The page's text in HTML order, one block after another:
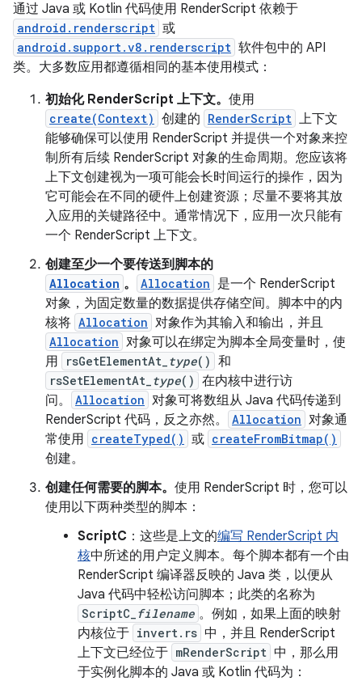
通过 Java 或 Kotlin 代码使用 RenderScript 依赖于
android.renderscript 或
android.support.v8.renderscript 软件包中的 API
类。大多数应用都遵循相同的基本使用模式：
初始化 RenderScript 上下文。 使用
create(Context) 创建的 RenderScript 上下文
能够确保可以使用 RenderScript 并提供一个对象来控
制所有后续 RenderScript 对象的生命周期。您应该将
上下文创建视为一项可能会长时间运行的操作，因为
它可能会在不同的硬件上创建资源；尽量不要将其放
入应用的关键路径中。通常情况下，应用一次只能有
一个 RenderScript 上下文。
创建至少一个要传送到脚本的
Allocation 。 Allocation 是一个 RenderScript
对象，为固定数量的数据提供存储空间。脚本中的内
核将 Allocation 对象作为其输入和输出，并且
Allocation 对象可以在绑定为脚本全局变量时，使
用
rsGetElementAt_ type() 和
rsSetElementAt_ type() 在内核中进行访
问。
Allocation 对象可将数组从 Java 代码传递到
RenderScript 代码，反之亦然。
Allocation 对象通
常使用 createTyped() 或 createFromBitmap()
创建。
创建任何需要的脚本。 使用 RenderScript 时，您可以
使用以下两种类型的脚本：
ScriptC ：这些是上文的编写 RenderScript 内
核中所述的用户定义脚本。 每个脚本都有一个由
RenderScript 编译器反映的 Java 类，以便从
Java 代码中轻松访问脚本；此类的名称为
ScriptC_ filename 。例如，如果上面的映射
内核位于 invert.rs 中，并且 RenderScript
上下文已经位于 mRenderScript 中，那么用
于实例化脚本的 Java 或 Kotlin 代码为：